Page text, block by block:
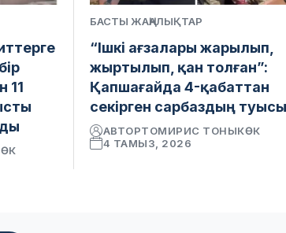
11
БАСТЫ ЖАҢАЛЫҚТАР
“Ішкі ағзалары жарылып,
жыртылып, қан толған”:
Қапшағайда 4-қабаттан
секірген сарбаздың
АВТОРТОМИРИС ТОНЫКӨК
4 ТАМЫЗ, 2026